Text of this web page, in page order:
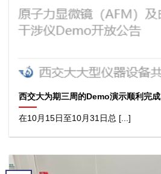
西交大为期三周的Demo演示顺利完成
在10月15日至10月31日总 [...]